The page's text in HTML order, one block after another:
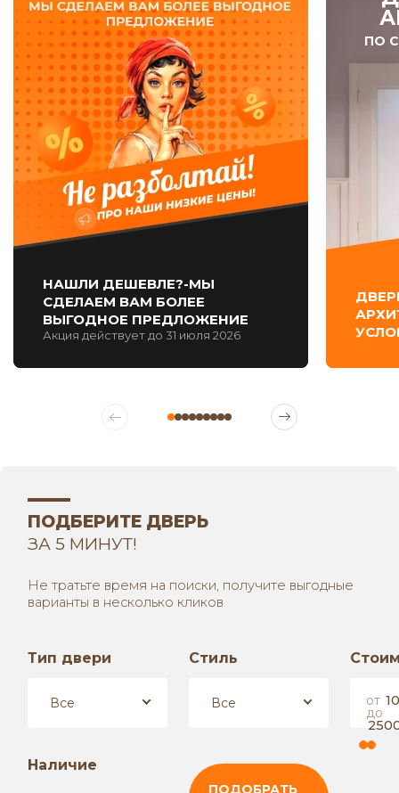
НАШЛИ ДЕШЕВЛЕ?-МЫ
СДЕЛАЕМ ВАМ БОЛЕЕ
ВЫГОДНОЕ ПРЕДЛОЖЕНИЕ
Акция действует до 31 июля 2026
ПО
ПОДБЕРИТЕ ДВЕРЬ
ЗА 5 МИНУТ!
Не тратьте время на поиски, получите выгодные
варианты в несколько кликов
Тип двери
Все от 10
до
Стиль
Все
Наличие
ПОДОБРАТЬ